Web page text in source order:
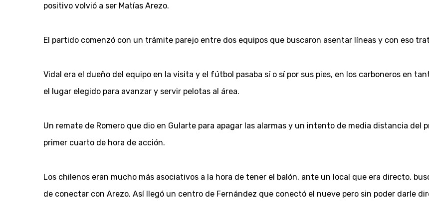
positivo volvió a ser Matías Arezo.
El partido comenzó con un trámite parejo entre dos equipos que buscaron asentar líneas y con eso
Vidal era el dueño del equipo en la visita y el fútbol pasaba sí o sí por sus pies, en los carboneros en
el lugar elegido para avanzar y servir pelotas al área.
Un remate de Romero que dio en Gularte para apagar las alarmas y un intento de media distancia del
primer cuarto de hora de acción.
Los chilenos eran mucho más asociativos a la hora de tener el balón, ante un local que era directo,
de conectar con Arezo. Así llegó un centro de Fernández que conectó el nueve pero sin poder darle